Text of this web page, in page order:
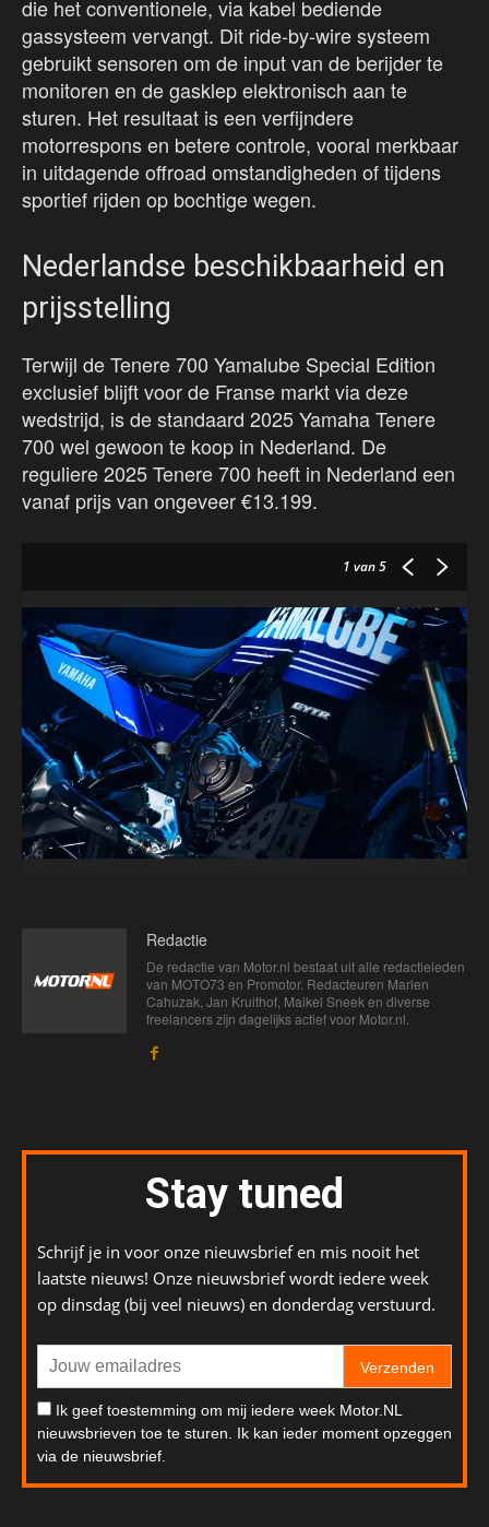
die het conventionele, via kabel bediende
gassysteem vervangt. Dit ride-by-wire systeem
gebruikt sensoren om de input van de berijder te
monitoren en de gasklep elektronisch aan te
sturen. Het resultaat is een verfijndere
motorrespons en betere controle, vooral merkbaar
in uitdagende offroad omstandigheden of tijdens
sportief rijden op bochtige wegen.
Nederlandse beschikbaarheid en
prijsstelling
Terwijl de Tenere 700 Yamalube Special Edition
exclusief blijft voor de Franse markt via deze
wedstrijd, is de standaard 2025 Yamaha Tenere
700 wel gewoon te koop in Nederland. De
reguliere 2025 Tenere 700 heeft in Nederland een
vanaf prijs van ongeveer €13.199.
1 van 5
Redactie
De redactie van Motor.nl bestaat uit alle redactieleden
van MOTO73 en Promotor. Redacteuren Marien
Cahuzak, Jan Kruithof, Maikel Sneek en diverse
freelancers zijn dagelijks actief voor Motor.nl.
Stay tuned
Schrijf je in voor onze nieuwsbrief en mis nooit het
laatste nieuws! Onze nieuwsbrief wordt iedere week
op dinsdag (bij veel nieuws) en donderdag verstuurd.
Verzenden
Ik geef toestemming om mij iedere week Motor.NL
nieuwsbrieven toe te sturen. Ik kan ieder moment opzeggen
via de nieuwsbrief.